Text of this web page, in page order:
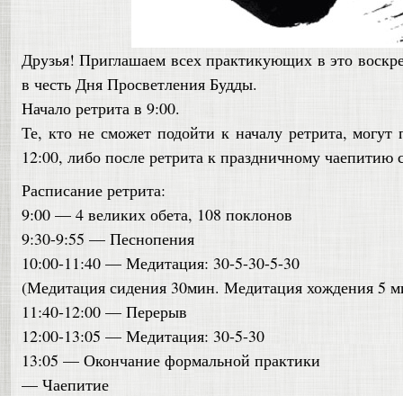
Друзья! Приглашаем всех практикующих в это
в честь Дня Просветления Будды.
Начало ретрита в 9:00.
Те, кто не сможет подойти к началу ретрита,
12:00, либо после ретрита к праздничному чаепитию
Расписание ретрита:
9:00 — 4 великих обета, 108 поклонов
9:30-9:55 — Песнопения
10:00-11:40 — Медитация: 30-5-30-5-30
(Медитация сидения 30мин. Медитация хождения 5
11:40-12:00 — Перерыв
12:00-13:05 — Медитация: 30-5-30
13:05 — Окончание формальной практики
— Чаепитие